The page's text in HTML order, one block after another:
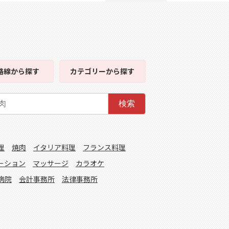
線から探す カテゴリーから探す
検索
焼肉 イタリア料理
フランス料理
ション マッサージ
カラオケ
院 会計事務所 法律事務所